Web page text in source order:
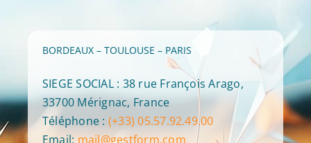
BORDEAUX – TOULOUSE – PARIS
SIEGE SOCIAL : 38 rue François Arago,
33700 Mérignac, France
Téléphone : (+33) 05.57.92.49.00
Email: mail@gestform.com